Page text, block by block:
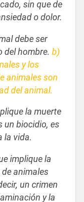
sin que de
o dolor.
debe ser
del hombre. b)
y los
animales son
del animal.
la muerte
un biocidio, es
la vida.
implique la
animales
un crimen
y la